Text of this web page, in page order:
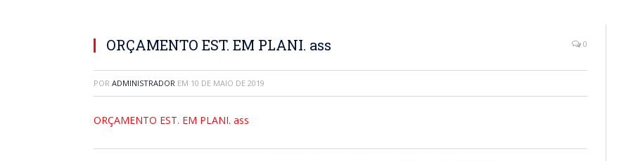
ORÇAMENTO EST. EM PLANI. ass 0
POR ADMINISTRADOR EM 10 DE MAIO DE 2019
ORÇAMENTO EST. EM PLANI. ass